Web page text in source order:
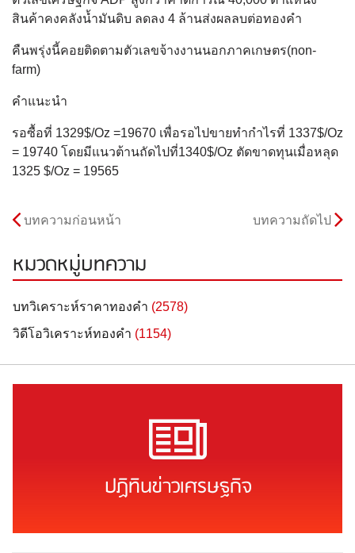
สินค้าคงคลังน้ำมันดิบ ลดลง 4 ล้านส่งผลลบต่อทองคำ
คืนพรุ่งนี้คอยติดตามตัวเลขจ้างงานนอกภาคเกษตร(non-
farm)
คำแนะนำ
รอซื้อที่ 1329$/Oz =19670 เพื่อรอไปขายทำกำไรที่ 1337$/Oz
= 19740 โดยมีแนวต้านถัดไปที่1340$/Oz ตัดขาดทุนเมื่อหลุด
1325 $/Oz = 19565
บทความก่อนหน้า บทความถัดไป
หมวดหมู่บทความ
บทวิเคราะห์ราคาทองคำ (2578)
วิดีโอวิเคราะห์ทองคำ (1154)
ปฏิทินข่าวเศรษฐกิจ